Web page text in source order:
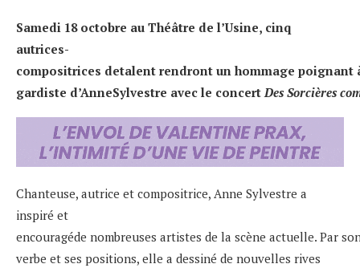
Samedi 18 octobre au Théâtre de l’Usine, cinq
autrices-
compositrices detalent rendront un hommage poignant
gardiste d’AnneSylvestre avec le concert Des Sorcières
Chanteuse, autrice et compositrice, Anne Sylvestre a
inspiré et
encouragéde nombreuses artistes de la scène actuelle. Par
verbe et ses positions, elle a dessiné de nouvelles rives